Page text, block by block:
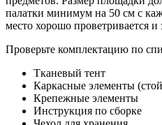
палатки минимум на 50 см с
место хорошо проветривается
Проверьте комплектацию по
Тканевый тент
Каркасные элементы
Крепежные элементы
Инструкция по сборке